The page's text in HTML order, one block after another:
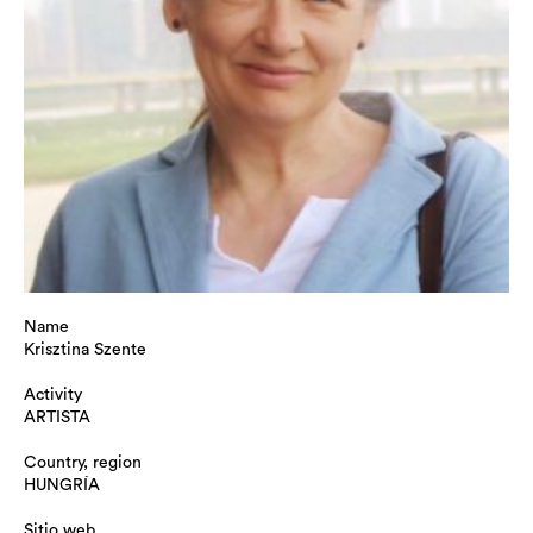
Name
Krisztina Szente
Activity
ARTISTA
Country, region
HUNGRÍA